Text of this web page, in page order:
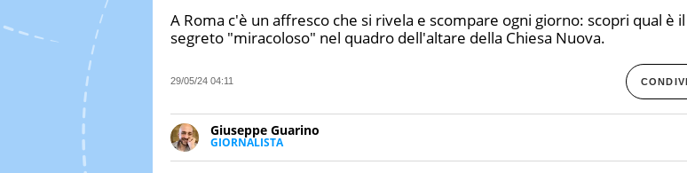
A Roma c'è un affresco che si rivela e scompare ogni giorno: scopri qual è il
segreto "miracoloso" nel quadro dell'altare della Chiesa Nuova.
29/05/24 04:11
Giuseppe Guarino
GIORNALISTA
Ph(D) in Diritto Comparato e processi di integrazione e attivo nel campo della